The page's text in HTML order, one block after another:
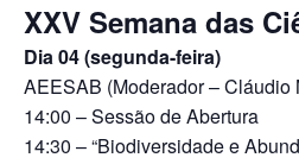
XXV Semana das
Dia 04 (segunda-feira)
AEESAB (Moderador – Cláudio
14:00 – Sessão de Abertura
14:30 – “Biodiversidade e